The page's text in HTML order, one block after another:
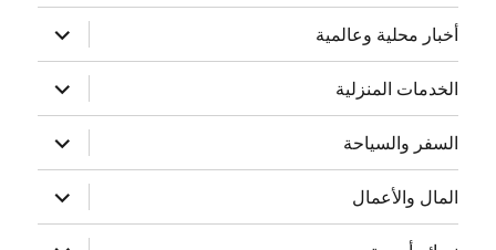
أخبار محلية وعالمية
توسيع
القائمة
الفرعية
الخدمات المنزلية
توسيع
القائمة
الفرعية
السفر والسياحة
توسيع
القائمة
الفرعية
المال والأعمال
توسيع
القائمة
الفرعية
توسيع